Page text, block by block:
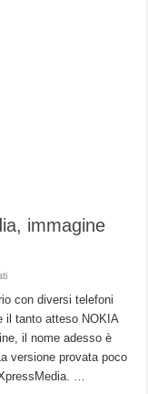
immagine
su
5880
"tube"
XpressMedia,
ufficiale!!
con diversi telefoni
il tanto atteso NOKIA
il nome adesso è
versione provata poco
…